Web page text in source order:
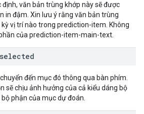
văn bản trùng khớp này sẽ được
in đậm. Xin lưu ý rằng văn bản trùng
vị trí nào trong prediction-item. Không
của prediction-item-main-text.
đến mục đó thông qua bàn phím.
sẽ chịu ảnh hưởng của cả kiểu dáng bộ
phận của mục dự đoán.